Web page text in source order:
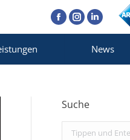
Facebook
InstagramLinkedin
News
Suche
Search: